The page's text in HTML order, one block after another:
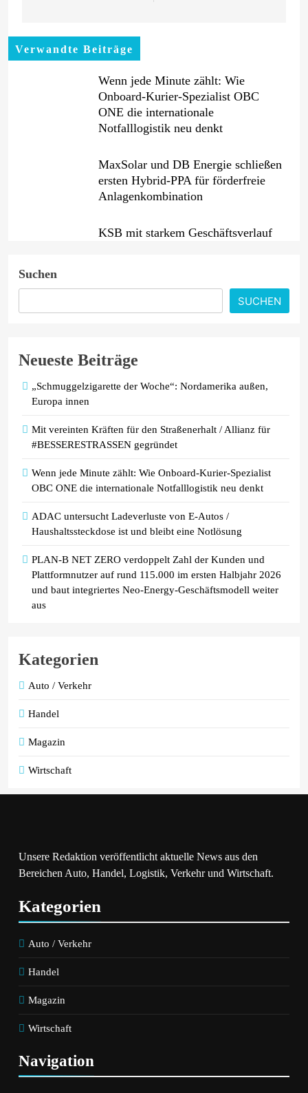
Verwandte Beiträge
Wenn jede Minute zählt: Wie
Onboard-Kurier-Spezialist OBC
ONE die internationale
Notfalllogistik neu denkt
MaxSolar und DB Energie schließen
ersten Hybrid-PPA für förderfreie
Anlagenkombination
KSB mit starkem Geschäftsverlauf
Intersolar-Trend 2026: Warum
Batteriespeicher zum wichtigsten
Suchen
SUCHEN
Neueste Beiträge
„Schmuggelzigarette der Woche“: Nordamerika außen,
Europa innen
Mit vereinten Kräften für den Straßenerhalt / Allianz für
#BESSERESTRASSEN gegründet
Wenn jede Minute zählt: Wie Onboard-Kurier-Spezialist
OBC ONE die internationale Notfalllogistik neu denkt
ADAC untersucht Ladeverluste von E-Autos /
Haushaltssteckdose ist und bleibt eine Notlösung
PLAN-B NET ZERO verdoppelt Zahl der Kunden und
Plattformnutzer auf rund 115.000 im ersten Halbjahr 2026
und baut integriertes Neo-Energy-Geschäftsmodell weiter
aus
Kategorien
Auto / Verkehr
Handel
Magazin
Wirtschaft
Unsere Redaktion veröffentlicht aktuelle News aus den
Bereichen Auto, Handel, Logistik, Verkehr und Wirtschaft.
Kategorien
Auto / Verkehr
Handel
Magazin
Wirtschaft
Navigation